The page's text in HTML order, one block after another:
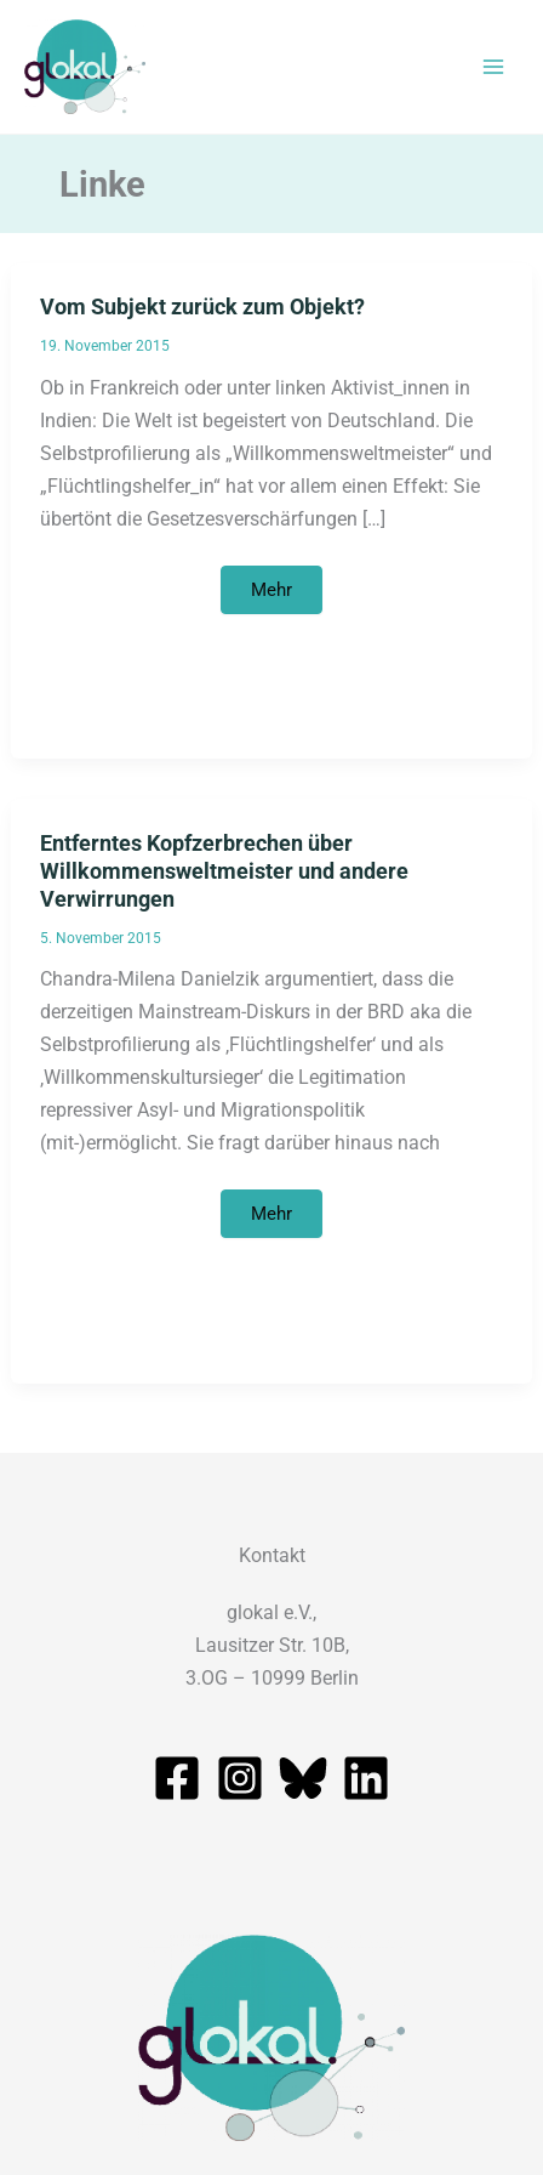
Inhalt
springen
Linke
Vom Subjekt zurück zum Objekt?
19. November 2015
Ob in Frankreich oder unter linken Aktivist_innen in
Indien: Die Welt ist begeistert von Deutschland. Die
Selbstprofilierung als „Willkommensweltmeister“ und
„Flüchtlingshelfer_in“ hat vor allem einen Effekt: Sie
übertönt die Gesetzesverschärfungen […]
Vom
Mehr
Entferntes Kopfzerbrechen über
Willkommensweltmeister und andere
Verwirrungen
5. November 2015
Chandra-Milena Danielzik argumentiert, dass die
derzeitigen Mainstream-Diskurs in der BRD aka die
Selbstprofilierung als ‚Flüchtlingshelfer‘ und als
‚Willkommenskultursieger‘ die Legitimation
repressiver Asyl- und Migrationspolitik
(mit-)ermöglicht. Sie fragt darüber hinaus nach
Entferntes
Kopfzerbrechen
Mehr
Kontakt
glokal e.V.,
Lausitzer Str. 10B,
3.OG – 10999 Berlin